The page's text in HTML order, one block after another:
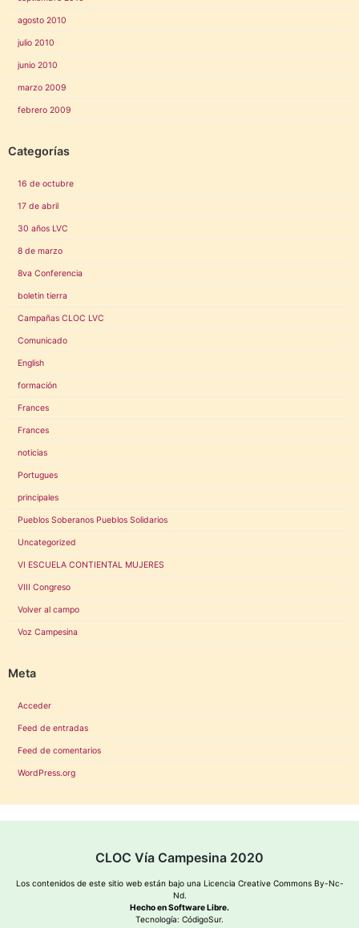
agosto 2010
julio 2010
junio 2010
marzo 2009
febrero 2009
Categorías
16 de octubre
17 de abril
30 años LVC
8 de marzo
8va Conferencia
boletin tierra
Campañas CLOC LVC
Comunicado
English
formación
Frances
Frances
noticias
Portugues
principales
Pueblos Soberanos Pueblos Solidarios
Uncategorized
VI ESCUELA CONTIENTAL MUJERES
VIII Congreso
Volver al campo
Voz Campesina
Meta
Acceder
Feed de entradas
Feed de comentarios
WordPress.org
CLOC Vía Campesina 2020
Los contenidos de este sitio web están bajo una Licencia Creative Commons By-Nc-
Nd.
Hecho en Software Libre.
Tecnología: CódigoSur.